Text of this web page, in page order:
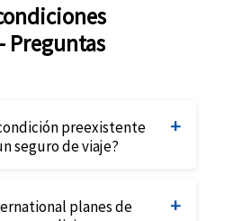
Preguntas
preexistente
seguro de viaje?
complicada. La respuesta
planes de